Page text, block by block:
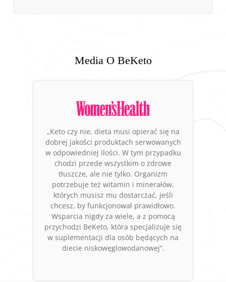
Media O BeKeto
„Keto czy nie, dieta musi opierać się na
dobrej jakości produktach serwowanych
w odpowiedniej ilości. W tym przypadku
chodzi przede wszystkim o zdrowe
tłuszcze, ale nie tylko. Organizm
potrzebuje też witamin i minerałów,
których musisz mu dostarczać, jeśli
chcesz, by funkcjonował prawidłowo.
Wsparcia nigdy za wiele, a z pomocą
przychodzi BeKeto, która specjalizuje się
w suplementacji dla osób będących na
diecie niskowęglowodanowej”.